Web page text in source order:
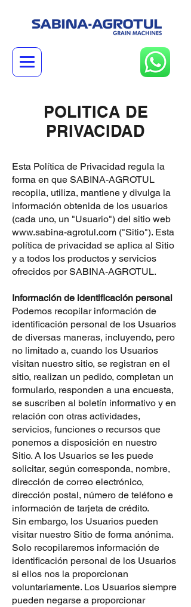
POLITICA DE
PRIVACIDAD
Esta Política de Privacidad regula la
forma en que SABINA-AGROTUL
recopila, utiliza, mantiene y divulga la
información obtenida de los usuarios
(cada uno, un "Usuario") del sitio web
www.sabina-agrotul.com ("Sitio"). Esta
política de privacidad se aplica al Sitio
y a todos los productos y servicios
ofrecidos por SABINA-AGROTUL.
Información de identificación personal
Podemos recopilar información de
identificación personal de los Usuarios
de diversas maneras, incluyendo, pero
no limitado a, cuando los Usuarios
visitan nuestro sitio, se registran en el
sitio, realizan un pedido, completan un
formulario, responden a una encuesta,
se suscriben al boletín informativo y en
relación con otras actividades,
servicios, funciones o recursos que
ponemos a disposición en nuestro
Sitio. A los Usuarios se les puede
solicitar, según corresponda, nombre,
dirección de correo electrónico,
dirección postal, número de teléfono e
información de tarjeta de crédito.
Sin embargo, los Usuarios pueden
visitar nuestro Sitio de forma anónima.
Solo recopilaremos información de
identificación personal de los Usuarios
si ellos nos la proporcionan
voluntariamente. Los Usuarios siempre
pueden negarse a proporcionar